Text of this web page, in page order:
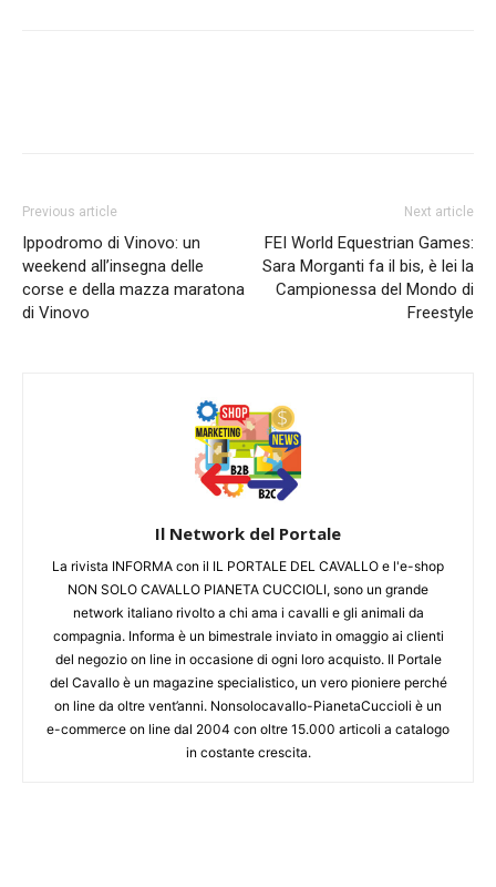
Previous article
Ippodromo di Vinovo: un
weekend all’insegna delle
corse e della mazza maratona
di Vinovo
Next article
FEI World Equestrian Games:
Sara Morganti fa il bis, è lei la
Campionessa del Mondo di
Freestyle
Il Network del Portale
La rivista INFORMA con il IL PORTALE DEL CAVALLO e l'e-shop
NON SOLO CAVALLO PIANETA CUCCIOLI, sono un grande
network italiano rivolto a chi ama i cavalli e gli animali da
compagnia. Informa è un bimestrale inviato in omaggio ai clienti
del negozio on line in occasione di ogni loro acquisto. Il Portale
del Cavallo è un magazine specialistico, un vero pioniere perché
on line da oltre vent’anni. Nonsolocavallo-PianetaCuccioli è un
e-commerce on line dal 2004 con oltre 15.000 articoli a catalogo
in costante crescita.